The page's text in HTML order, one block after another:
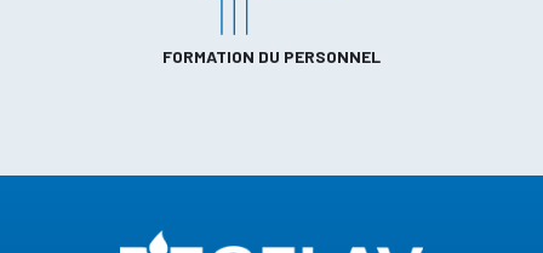
FORMATION DU PERSONNEL